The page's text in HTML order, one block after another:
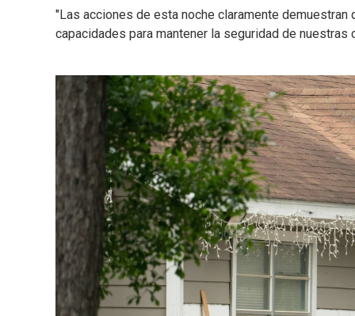
"Las acciones de esta noche claramente
capacidades para mantener la seguridad de nuestras